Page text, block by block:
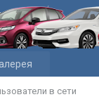
в сети